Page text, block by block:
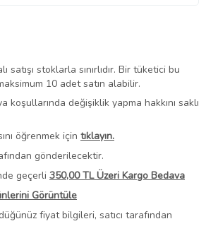
satışı stoklarla sınırlıdır. Bir tüketici bu
10 adet satın alabilir.
koşullarında değişiklik yapma hakkını saklı
öğrenmek için tıklayın.
gönderilecektir.
geçerli 350,00 TL Üzeri Kargo Bedava
Görüntüle
fiyat bilgileri, satıcı tarafından